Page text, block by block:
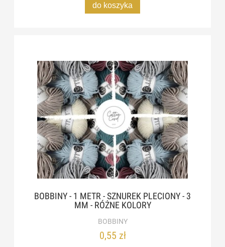
do koszyka
BOBBINY - 1 METR - SZNUREK PLECIONY - 3
MM - RÓŻNE KOLORY
BOBBINY
0,55 zł